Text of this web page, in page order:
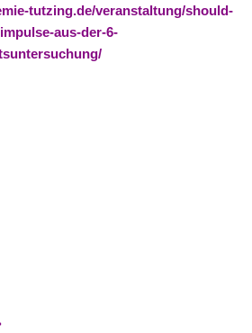
tutzing.de/veranstaltung/should-
aus-der-6-